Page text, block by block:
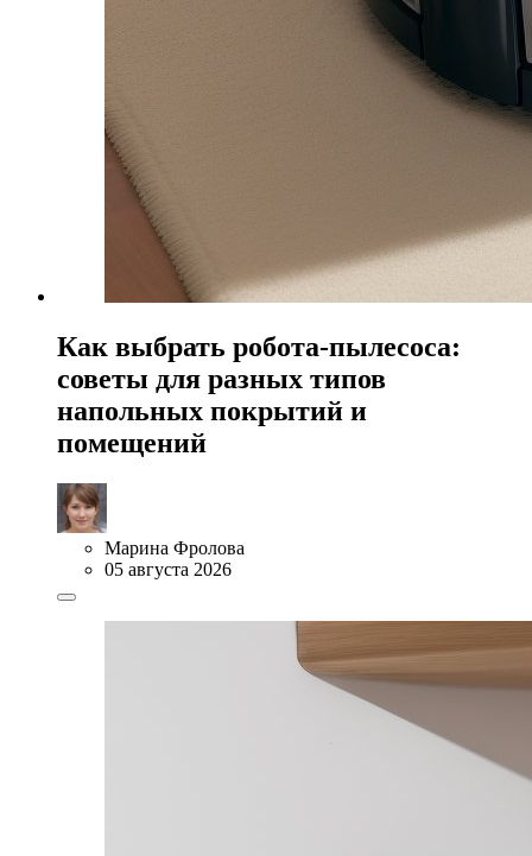
Как выбрать робота-пылесоса:
советы для разных типов
напольных покрытий и
помещений
Марина Фролова
05 августа 2026